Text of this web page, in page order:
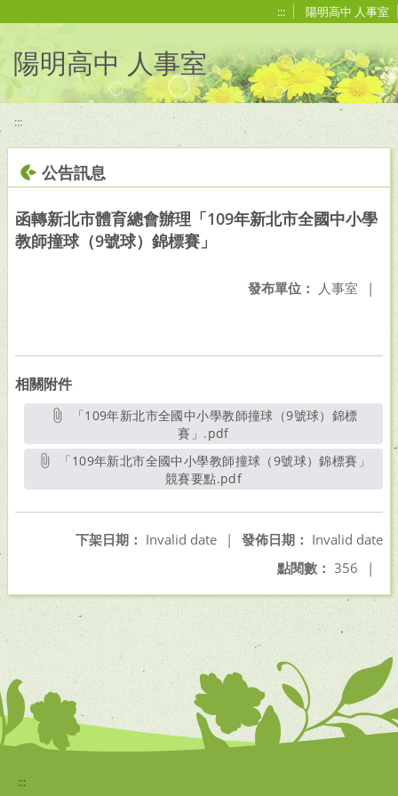
::: 陽明高中 人事室
陽明高中 人事室
:::
公告訊息
函轉新北市體育總會辦理「109年新北市全國中小學
教師撞球（9號球）錦標賽」
發布單位： 人事室 |
相關附件
賽」.pdf另開新視窗
競賽要點.pdf另開新視窗
發佈日期： Invalid date
下架日期： Invalid date
|
點閱數： 356 |
:::